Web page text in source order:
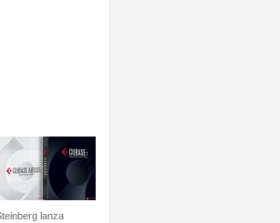
lanza